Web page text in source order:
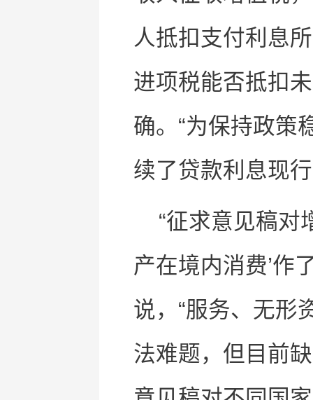
人抵扣支付利息
进项税能否抵扣
确。“为保持政策
续了贷款利息现
“征求意见稿对
产在境内消费’作
说，“服务、无形
法难题，但目前